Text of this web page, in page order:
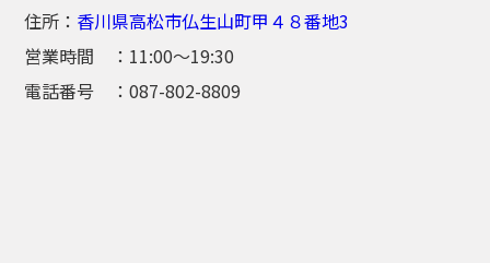
住所： 香川県高松市仏生山町甲４８番地3
営業時間 ：11:00〜19:30
電話番号 ：087-802-8809